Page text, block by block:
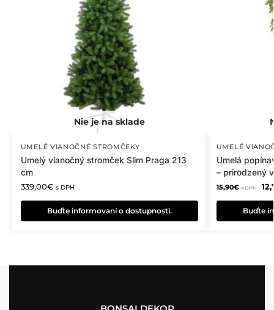
UMELÉ VIANOČNÉ STROMČEKY
Umelý vianočný stromček Slim Praga 213
cm
339,00€ s DPH
Buďte informovaní o dostupnosti.
UMELÉ
Umelá
– prirodzený
15,90€ s DPH
Buďte